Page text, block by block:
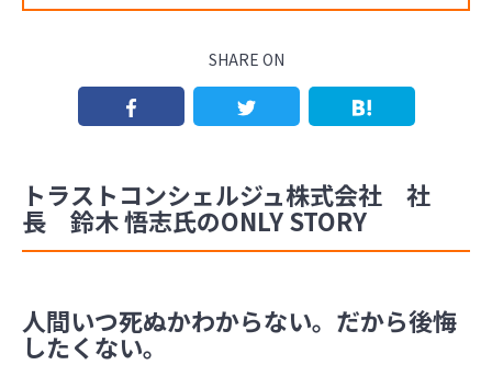
SHARE ON
トラストコンシェルジュ株式会社 社
長 鈴木 悟志氏のONLY STORY
人間いつ死ぬかわからない。だから後悔
したくない。